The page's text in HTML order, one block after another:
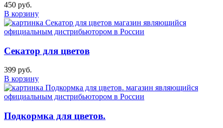
450 руб.
В корзину
Секатор для цветов
399 руб.
В корзину
Подкормка для цветов.